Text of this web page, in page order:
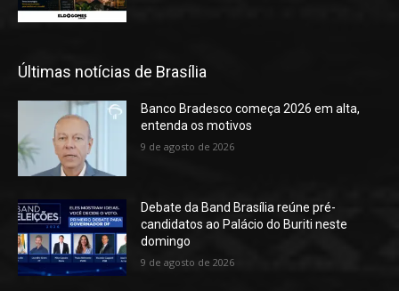
Últimas notícias de Brasília
Banco Bradesco começa 2026 em alta,
entenda os motivos
9 de agosto de 2026
Debate da Band Brasília reúne pré-
candidatos ao Palácio do Buriti neste
domingo
9 de agosto de 2026